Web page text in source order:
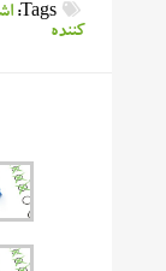
Tags:
کننده